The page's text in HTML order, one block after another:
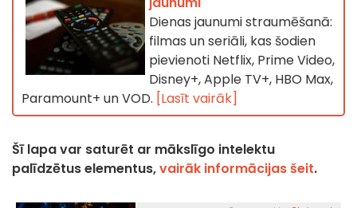
Dienas jaunumi straumēšanā:
filmas un seriāli, kas šodien
pievienoti Netflix, Prime Video,
Disney+, Apple TV+, HBO Max,
Paramount+ un VOD. [Lasīt vairāk]
Šī lapa var saturēt ar mākslīgo intelektu
palīdzētus elementus,vairāk informācijas šeit.